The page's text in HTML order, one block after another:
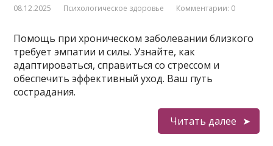
08.12.2025 Психологическое здоровье Комментарии: 0
Помощь при хроническом заболевании близкого
требует эмпатии и силы. Узнайте, как
адаптироваться, справиться со стрессом и
обеспечить эффективный уход. Ваш путь
сострадания.
Читать далее